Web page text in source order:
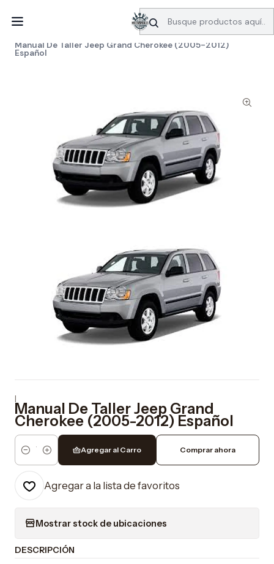
SERVICIO DE BÚSQUEDA DE INFORMACIÓN AUTOMOTRIZ
Manuales de taller Jeep
Manual De Taller Jeep Grand Cherokee (2005-2012)
Español
|
Manual De Taller Jeep Grand
Cherokee (2005-2012) Español
Cantidad
Agregar al Carro Comprar ahora
Agregar a la lista de favoritos
Mostrar stock de ubicaciones
DESCRIPCIÓN